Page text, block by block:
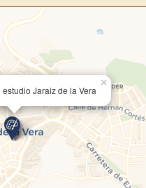
Jaraiz de la Vera
×
Crear cuenta y abrir mi Panel